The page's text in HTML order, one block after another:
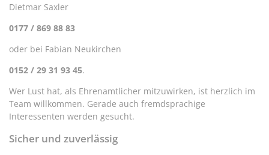
Dietmar Saxler
0177 / 869 88 83
oder bei Fabian Neukirchen
0152 / 29 31 93 45.
Wer Lust hat, als Ehrenamtlicher mitzuwirken, ist herzlich im
Team willkommen. Gerade auch fremdsprachige
Interessenten werden gesucht.
Sicher und zuverlässig